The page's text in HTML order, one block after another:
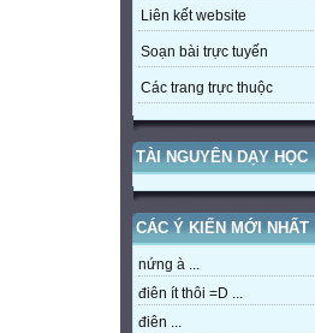
Liên kết website
Soạn bài trực tuyến
Các trang trực thuộc
TÀI NGUYÊN DẠY HỌC
CÁC Ý KIẾN MỚI NHẤT
nứng à ...
điên ít thôi =D ...
điên ...